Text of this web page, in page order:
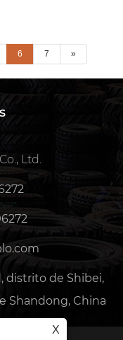
6 7 »
Ltd.
distrito de Shibei,
Shandong, China
X